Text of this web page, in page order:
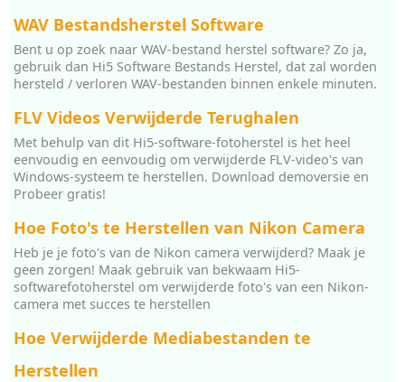
WAV Bestandsherstel Software
Bent u op zoek naar WAV-bestand herstel software? Zo ja,
gebruik dan Hi5 Software Bestands Herstel, dat zal worden
hersteld / verloren WAV-bestanden binnen enkele minuten.
FLV Videos Verwijderde Terughalen
Met behulp van dit Hi5-software-fotoherstel is het heel
eenvoudig en eenvoudig om verwijderde FLV-video's van
Windows-systeem te herstellen. Download demoversie en
Probeer gratis!
Hoe Foto's te Herstellen van Nikon Camera
Heb je je foto's van de Nikon camera verwijderd? Maak je
geen zorgen! Maak gebruik van bekwaam Hi5-
softwarefotoherstel om verwijderde foto's van een Nikon-
camera met succes te herstellen
Hoe Verwijderde Mediabestanden te
Herstellen